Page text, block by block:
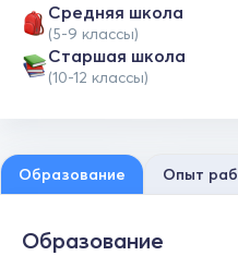
Средняя школа
(5-9 классы)
Cтаршая школа
(10-12 классы)
Образование Опыт
Образование